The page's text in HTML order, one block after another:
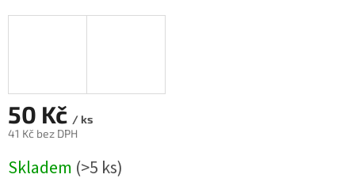
50 Kč / ks
41 Kč bez DPH
cena:
Skladem (>5 ks)